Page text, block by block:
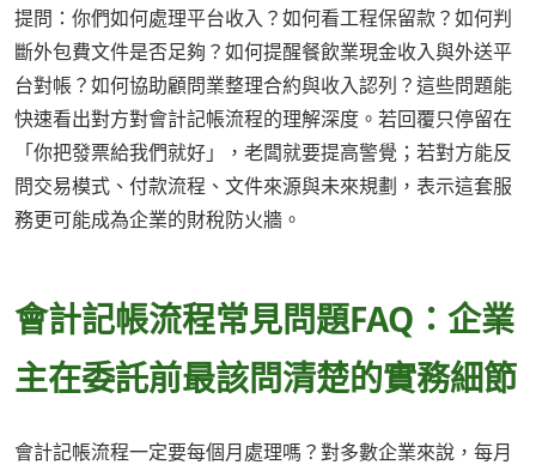
提問：你們如何處理平台收入？如何看工程保留款？如何判
斷外包費文件是否足夠？如何提醒餐飲業現金收入與外送平
台對帳？如何協助顧問業整理合約與收入認列？這些問題能
快速看出對方對會計記帳流程的理解深度。若回覆只停留在
「你把發票給我們就好」，老闆就要提高警覺；若對方能反
問交易模式、付款流程、文件來源與未來規劃，表示這套服
務更可能成為企業的財稅防火牆。
會計記帳流程常見問題FAQ：企業
主在委託前最該問清楚的實務細節
會計記帳流程一定要每個月處理嗎？對多數企業來說，每月